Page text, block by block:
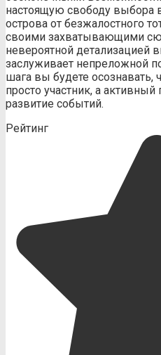
настоящую свободу выбора
острова от безжалостного
своими захватывающими
невероятной детализацией
заслуживает непреложной
шага вы будете осознавать,
просто участник, а
развитие событий.
Рейтинг